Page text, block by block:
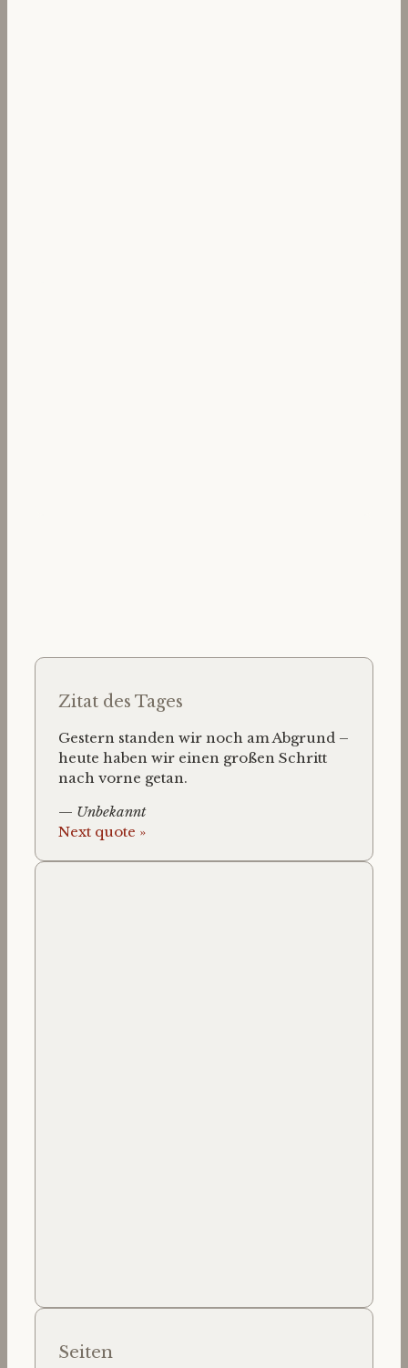
Zitat des Tages
Gestern standen wir noch am Abgrund –
heute haben wir einen großen Schritt
nach vorne getan.
— Unbekannt
Next quote »
Seiten